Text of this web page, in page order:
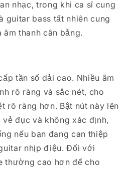
nhạc, trong khi ca sĩ cung
guitar bass tất nhiên cung
thanh cân bằng.
tần số dải cao. Nhiều âm
rõ ràng và sắc nét, cho
rõ ràng hơn. Bật nút này lên
vẻ đục và không xác định,
nếu bạn đang can thiệp
nhịp điệu. Đối với
thường cao hơn để cho